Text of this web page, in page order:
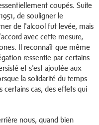
coupés. Suite
de souligner le
de l'alcool fut levée, mais
avec cette mesure,
Il reconnaît que même
ressentie par certains
et s'est ajoutée aux
la solidarité du temps
certains cas, des effets qui
nous, quand bien